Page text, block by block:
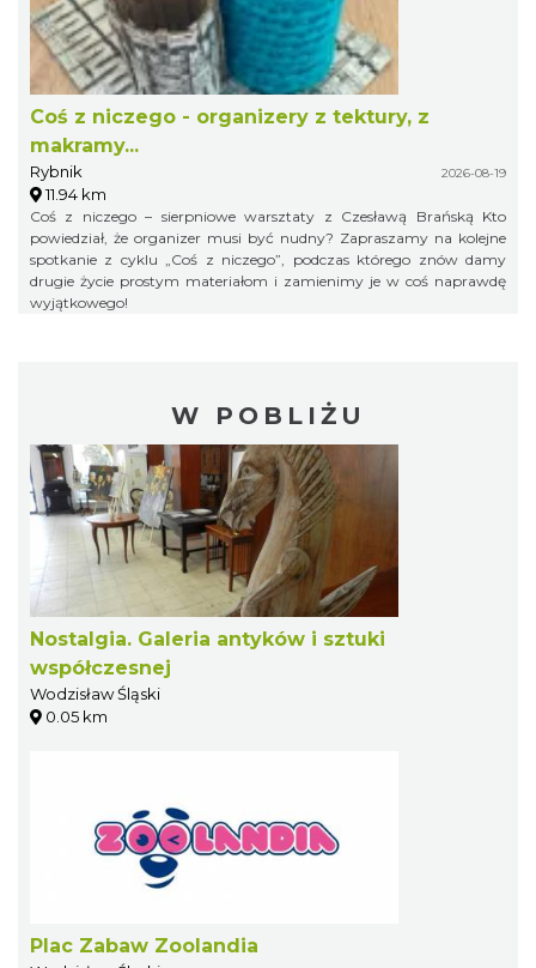
Coś z niczego - organizery z tektury, z
makramy...
Rybnik 2026-08-19
11.94 km
Coś z niczego – sierpniowe warsztaty z Czesławą Brańską Kto
powiedział, że organizer musi być nudny? Zapraszamy na kolejne
spotkanie z cyklu „Coś z niczego”, podczas którego znów damy
drugie życie prostym materiałom i zamienimy je w coś naprawdę
wyjątkowego!
W POBLIŻU
Nostalgia. Galeria antyków i sztuki
współczesnej
Wodzisław Śląski
0.05 km
Plac Zabaw Zoolandia